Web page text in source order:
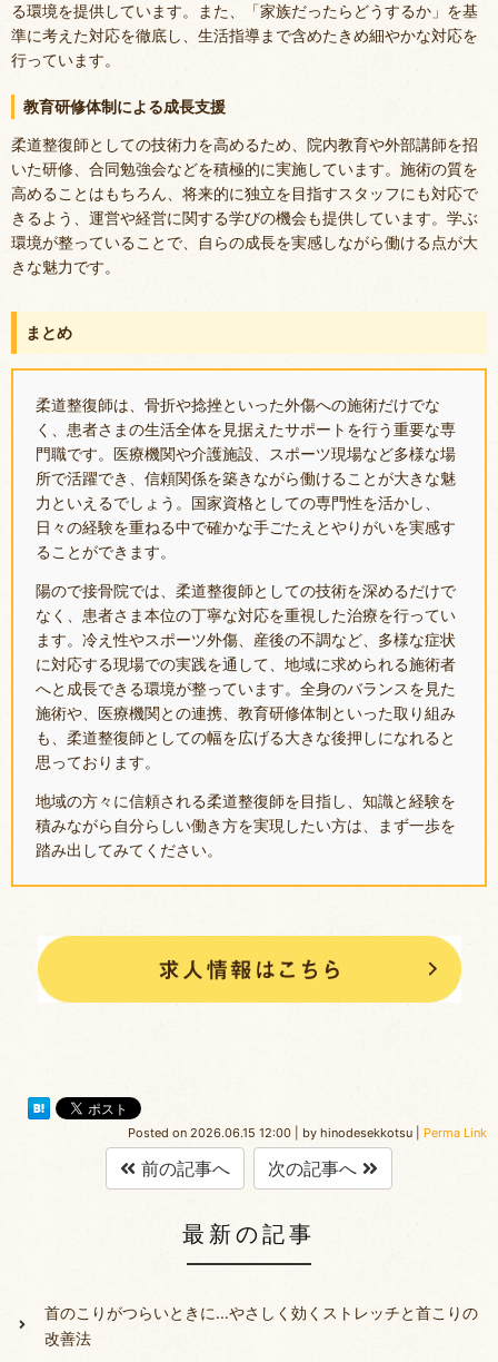
る環境を提供しています。また、「家族だったらどうするか」を基
準に考えた対応を徹底し、生活指導まで含めたきめ細やかな対応を
行っています。
教育研修体制による成長支援
柔道整復師としての技術力を高めるため、院内教育や外部講師を招
いた研修、合同勉強会などを積極的に実施しています。施術の質を
高めることはもちろん、将来的に独立を目指すスタッフにも対応で
きるよう、運営や経営に関する学びの機会も提供しています。学ぶ
環境が整っていることで、自らの成長を実感しながら働ける点が大
きな魅力です。
まとめ
柔道整復師は、骨折や捻挫といった外傷への施術だけでな
く、患者さまの生活全体を見据えたサポートを行う重要な専
門職です。医療機関や介護施設、スポーツ現場など多様な場
所で活躍でき、信頼関係を築きながら働けることが大きな魅
力といえるでしょう。国家資格としての専門性を活かし、
日々の経験を重ねる中で確かな手ごたえとやりがいを実感す
ることができます。
陽ので接骨院では、柔道整復師としての技術を深めるだけで
なく、患者さま本位の丁寧な対応を重視した治療を行ってい
ます。冷え性やスポーツ外傷、産後の不調など、多様な症状
に対応する現場での実践を通して、地域に求められる施術者
へと成長できる環境が整っています。全身のバランスを見た
施術や、医療機関との連携、教育研修体制といった取り組み
も、柔道整復師としての幅を広げる大きな後押しになれると
思っております。
地域の方々に信頼される柔道整復師を目指し、知識と経験を
積みながら自分らしい働き方を実現したい方は、まず一歩を
踏み出してみてください。
Posted on 2026.06.15 12:00 by hinodesekkotsu Perma Link
前の記事へ 次の記事へ
最新の記事
首のこりがつらいときに…やさしく効くストレッチと首こりの
改善法